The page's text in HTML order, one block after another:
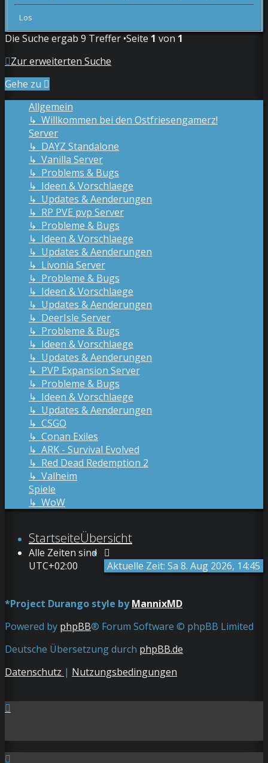
Die Suche ergab 9 Treffer •Seite1 von1
Zur erweiterten Suche
Gehe zu
Allgemein
↳ Willkommen bei den Ostfriesengamerz!
Server
↳ DAYZ Standalone
↳ Vanilla Server
↳ Problems & Bugs
↳ Ideen & Vorschlaege
↳ Updates & Aenderungen
↳ RP PVE pvp Server
↳ Probleme & Bugs
↳ Ideen & Vorschlaege
↳ Updates & Aenderungen
↳ Livonia Server
↳ Probleme & Bugs
↳ Ideen & Vorschlaege
↳ Updates & Aenderungen
↳ DeerIsle Server
↳ Probleme & Bugs
↳ Ideen & Vorschlaege
↳ Updates & Aenderungen
↳ PVP Expansion Server
↳ Probleme & Bugs
↳ Ideen & Vorschlaege
↳ Updates & Aenderungen
↳ CSGO
↳ Conan Exiles
↳ ARK - Survival Evolved
↳ Red Dead Redemption 2
↳ Valheim
Spiele
↳ WoW
StartseiteÜbersicht
Aktuelle Zeit: Sa 8. Aug 2026, 14:45
Alle Zeiten sind
UTC+02:00
*Project Durango style byMannixMD
Powered by phpBB® Forum Software © phpBB Limited
Deutsche Übersetzung durch phpBB.de
Datenschutz | Nutzungsbedingungen